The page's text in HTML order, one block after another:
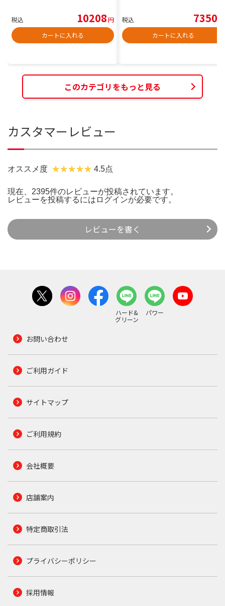
税込 10208円
カートに入れる
税込 7350
カートに入れる
このカテゴリをもっと見る
カスタマーレビュー
オススメ度 4.5点
現在、2395件のレビューが投稿されています。
レビューを投稿するには ログインが必要です。
レビューを書く
ハード&
グリーン
パワー
お問い合わせ
ご利用ガイド
サイトマップ
ご利用規約
会社概要
店舗案内
特定商取引法
プライバシーポリシー
採用情報